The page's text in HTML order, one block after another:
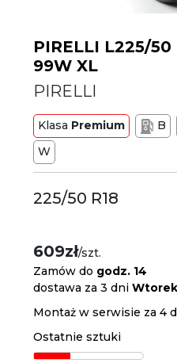
PIRELLI L225/50
99W XL
PIRELLI
Klasa Premium B
W
225/50 R18
609zł/szt.
Zamów do godz. 14
dostawa za 3 dniWtorek
Montaż w serwisie za 4
Ostatnie sztuki